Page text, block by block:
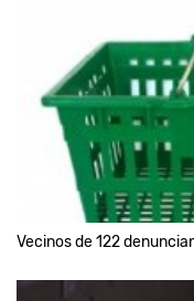
Vecinos de 122